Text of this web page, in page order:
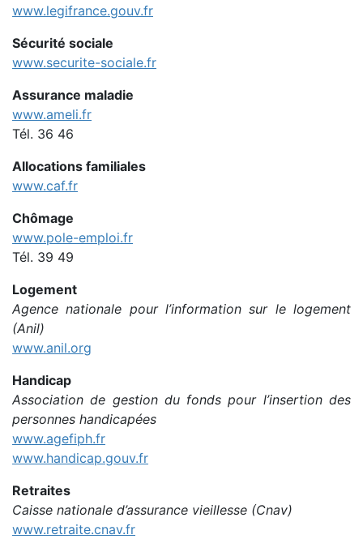
www.legifrance.gouv.fr
Sécurité sociale
www.securite-sociale.fr
Assurance maladie
www.ameli.fr
Tél. 36 46
Allocations familiales
www.caf.fr
Chômage
www.pole-emploi.fr
Tél. 39 49
Logement
Agence nationale pour l’information sur le logement
(Anil)
www.anil.org
Handicap
Association de gestion du fonds pour l’insertion des
personnes handicapées
www.agefiph.fr
www.handicap.gouv.fr
Retraites
Caisse nationale d’assurance vieillesse (Cnav)
www.retraite.cnav.fr